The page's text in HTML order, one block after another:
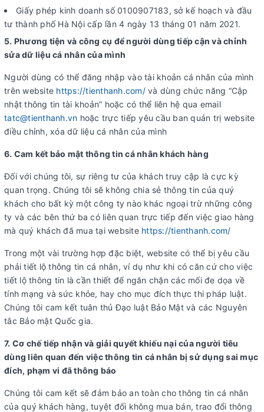
Giấy phép kinh doanh số 0100907183, sở kế hoạch và đầu
tư thành phố Hà Nội cấp lần 4 ngày 13 tháng 01 năm 2021.
5. Phương tiện và công cụ để người dùng tiếp cận và chỉnh
sửa dữ liệu cá nhân của mình
Người dùng có thể đăng nhập vào tài khoản cá nhân của mình
trên website https://tienthanh.com/và dùng chức năng “Cập
nhật thông tin tài khoản” hoặc có thể liên hệ qua email
tatc@tienthanh.vn hoặc trực tiếp yêu cầu ban quản trị website
điều chỉnh, xóa dữ liệu cá nhân của mình
6. Cam kết bảo mật thông tin cá nhân khách hàng
Đối với chúng tôi, sự riêng tư của khách truy cập là cực kỳ
quan trọng. Chúng tôi sẽ không chia sẻ thông tin của quý
khách cho bất kỳ một công ty nào khác ngoại trừ những công
ty và các bên thứ ba có liên quan trực tiếp đến việc giao hàng
mà quý khách đã mua tại website https://tienthanh.com/
Trong một vài trường hợp đặc biệt, website có thể bị yêu cầu
phải tiết lộ thông tin cá nhân, ví dụ như khi có căn cứ cho việc
tiết lộ thông tin là cần thiết để ngăn chặn các mối đe dọa về
tính mạng và sức khỏe, hay cho mục đích thực thi pháp luật.
Chúng tôi cam kết tuân thủ Đạo luật Bảo Mật và các Nguyên
tắc Bảo mật Quốc gia.
7. Cơ chế tiếp nhận và giải quyết khiếu nại của người tiêu
dùng liên quan đến việc thông tin cá nhân bị sử dụng sai mục
đích, phạm vi đã thông báo
Chúng tôi cam kết sẽ đảm bảo an toàn cho thông tin cá nhân
của quý khách hàng, tuyệt đối không mua bán, trao đổi thông